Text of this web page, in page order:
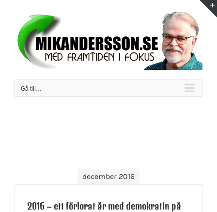
innehållet
Gå till…
december 2016
2016 – ett förlorat år med demokratin på